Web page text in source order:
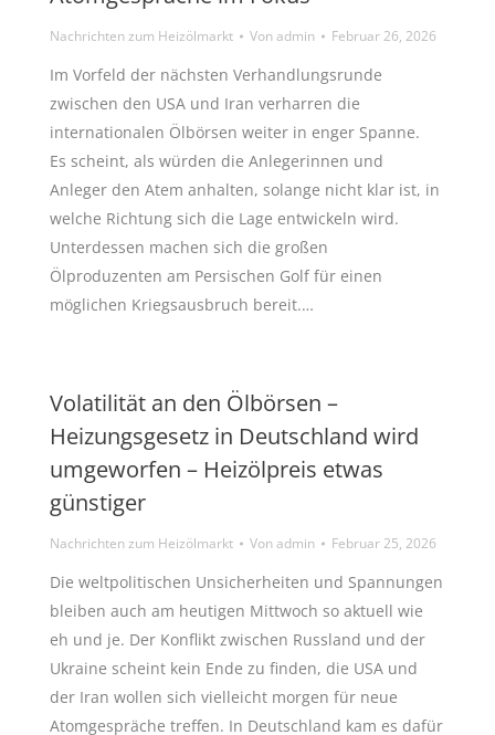
Nachrichten zum Heizölmarkt Vonadmin Februar 26, 2026
Im Vorfeld der nächsten Verhandlungsrunde
zwischen den USA und Iran verharren die
internationalen Ölbörsen weiter in enger Spanne.
Es scheint, als würden die Anlegerinnen und
Anleger den Atem anhalten, solange nicht klar ist, in
welche Richtung sich die Lage entwickeln wird.
Unterdessen machen sich die großen
Ölproduzenten am Persischen Golf für einen
möglichen Kriegsausbruch bereit.…
Volatilität an den Ölbörsen –
Heizungsgesetz in Deutschland wird
umgeworfen – Heizölpreis etwas
günstiger
Nachrichten zum Heizölmarkt Vonadmin Februar 25, 2026
Die weltpolitischen Unsicherheiten und Spannungen
bleiben auch am heutigen Mittwoch so aktuell wie
eh und je. Der Konflikt zwischen Russland und der
Ukraine scheint kein Ende zu finden, die USA und
der Iran wollen sich vielleicht morgen für neue
Atomgespräche treffen. In Deutschland kam es dafür